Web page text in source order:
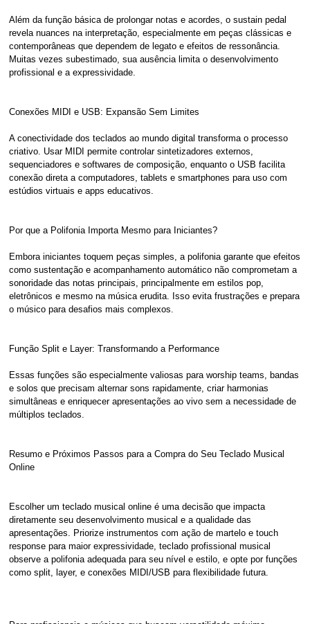
Além da função básica de prolongar notas e acordes, o sustain pedal
revela nuances na interpretação, especialmente em peças clássicas e
contemporâneas que dependem de legato e efeitos de ressonância.
Muitas vezes subestimado, sua ausência limita o desenvolvimento
profissional e a expressividade.
Conexões MIDI e USB: Expansão Sem Limites
A conectividade dos teclados ao mundo digital transforma o processo
criativo. Usar MIDI permite controlar sintetizadores externos,
sequenciadores e softwares de composição, enquanto o USB facilita
conexão direta a computadores, tablets e smartphones para uso com
estúdios virtuais e apps educativos.
Por que a Polifonia Importa Mesmo para Iniciantes?
Embora iniciantes toquem peças simples, a polifonia garante que efeitos
como sustentação e acompanhamento automático não comprometam a
sonoridade das notas principais, principalmente em estilos pop,
eletrônicos e mesmo na música erudita. Isso evita frustrações e prepara
o músico para desafios mais complexos.
Função Split e Layer: Transformando a Performance
Essas funções são especialmente valiosas para worship teams, bandas
e solos que precisam alternar sons rapidamente, criar harmonias
simultâneas e enriquecer apresentações ao vivo sem a necessidade de
múltiplos teclados.
Resumo e Próximos Passos para a Compra do Seu Teclado Musical
Online
Escolher um teclado musical online é uma decisão que impacta
diretamente seu desenvolvimento musical e a qualidade das
apresentações. Priorize instrumentos com ação de martelo e touch
response para maior expressividade, teclado profissional musical
observe a polifonia adequada para seu nível e estilo, e opte por funções
como split, layer, e conexões MIDI/USB para flexibilidade futura.